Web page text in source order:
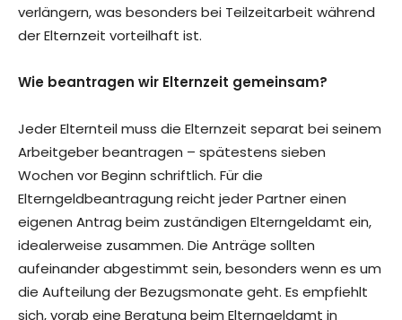
verlängern, was besonders bei Teilzeitarbeit während
der Elternzeit vorteilhaft ist.
Wie beantragen wir Elternzeit gemeinsam?
Jeder Elternteil muss die Elternzeit separat bei seinem
Arbeitgeber beantragen – spätestens sieben
Wochen vor Beginn schriftlich. Für die
Elterngeldbeantragung reicht jeder Partner einen
eigenen Antrag beim zuständigen Elterngeldamt ein,
idealerweise zusammen. Die Anträge sollten
aufeinander abgestimmt sein, besonders wenn es um
die Aufteilung der Bezugsmonate geht. Es empfiehlt
sich, vorab eine Beratung beim Elterngeldamt in